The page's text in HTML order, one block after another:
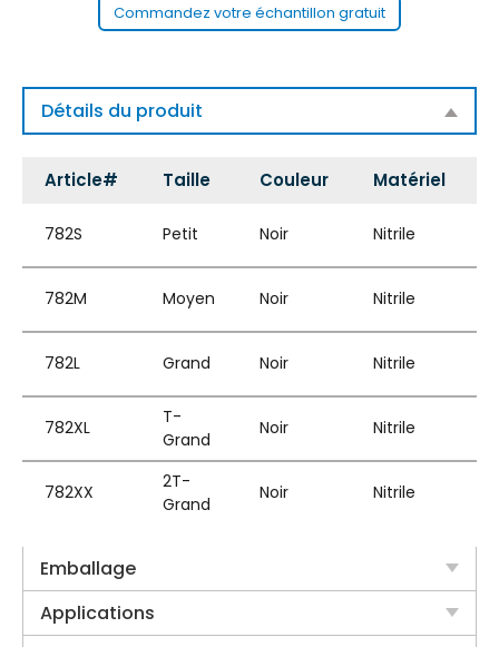
Commandez votre échantillon gratuit
Détails du produit
Article# Taille Couleur Matériel
782S Petit Noir Nitrile
782M Moyen Noir Nitrile
782L Grand Noir Nitrile
782XL
T-
Grand
Noir Nitrile
782XX
2T-
Grand
Noir Nitrile
Emballage
Applications